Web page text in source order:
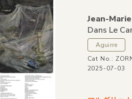
Jean-
Dans Le
Aguirre
Cat No.:
2025-07-03